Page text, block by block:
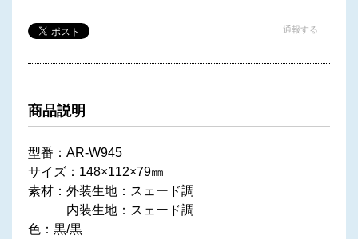
通報する
商品説明
型番：AR-W945
サイズ：148×112×79㎜
素材：外装生地：スェード調
内装生地：スェード調
色：黒/黒